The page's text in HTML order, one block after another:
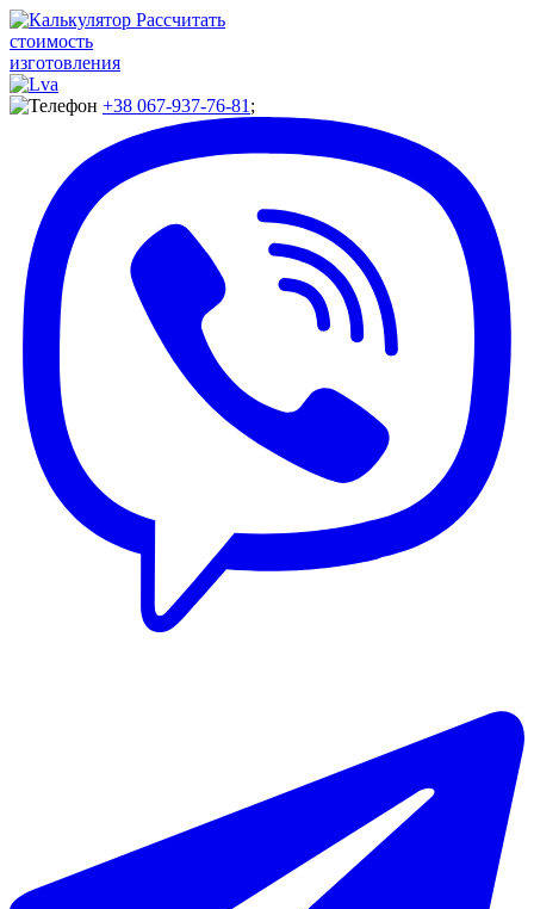
Рассчитать
стоимость
изготовления
+38 067-937-76-81 ;